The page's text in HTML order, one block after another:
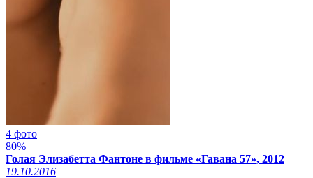
4 фото
80%
Голая Элизабетта Фантоне в фильме «Гавана 57», 2012
19.10.2016